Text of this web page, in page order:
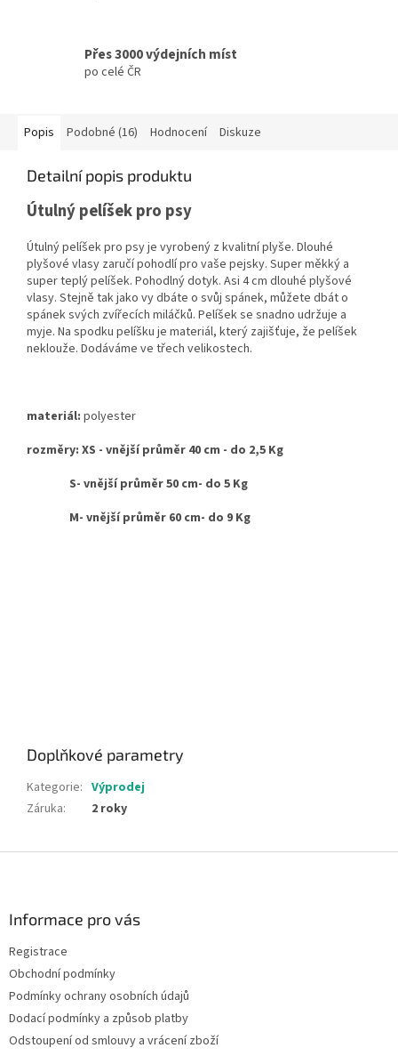
Přes 3000 výdejních míst
po celé ČR
Popis Podobné (16) Hodnocení Diskuze
Detailní popis produktu
Útulný pelíšek pro psy
Útulný pelíšek pro psy je vyrobený z kvalitní plyše. Dlouhé
plyšové vlasy zaručí pohodlí pro vaše pejsky. Super měkký a
super teplý pelíšek. Pohodlný dotyk. Asi 4 cm dlouhé plyšové
vlasy. Stejně tak jako vy dbáte o svůj spánek, můžete dbát o
spánek svých zvířecích miláčků. Pelíšek se snadno udržuje a
myje. Na spodku pelíšku je materiál, který zajišťuje, že pelíšek
neklouže. Dodáváme ve třech velikostech.
materiál: polyester
rozměry: XS - vnější průměr 40 cm - do 2,5 Kg
S- vnější průměr 50 cm- do 5 Kg
M- vnější průměr 60 cm- do 9 Kg
Doplňkové parametry
Kategorie: Výprodej
Záruka: 2 roky
Informace pro vás
Registrace
Obchodní podmínky
Podmínky ochrany osobních údajů
Dodací podmínky a způsob platby
Odstoupení od smlouvy a vrácení zboží